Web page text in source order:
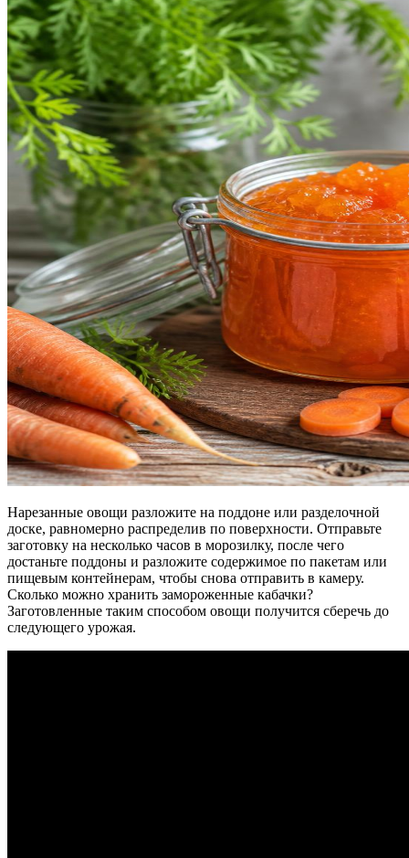
Нарезанные овощи разложите на поддоне или разделочной
доске, равномерно распределив по поверхности. Отправьте
заготовку на несколько часов в морозилку, после чего
достаньте поддоны и разложите содержимое по пакетам или
пищевым контейнерам, чтобы снова отправить в камеру.
Сколько можно хранить замороженные кабачки?
Заготовленные таким способом овощи получится сберечь до
следующего урожая.